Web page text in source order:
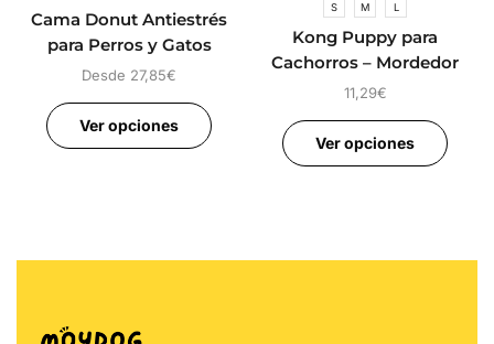
Cama Donut Antiestrés
para Perros y Gatos
Desde 27,85€
Ver opciones
S M L
Kong Puppy para
Cachorros – Mordedor
para Cachorros
11,29€
Ver opciones